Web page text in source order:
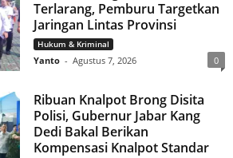
Terlarang, Pemburu Targetkan
Jaringan Lintas Provinsi
Hukum & Kriminal
Yanto - Agustus 7, 2026 0
Ribuan Knalpot Brong Disita
Polisi, Gubernur Jabar Kang
Dedi Bakal Berikan
Kompensasi Knalpot Standar